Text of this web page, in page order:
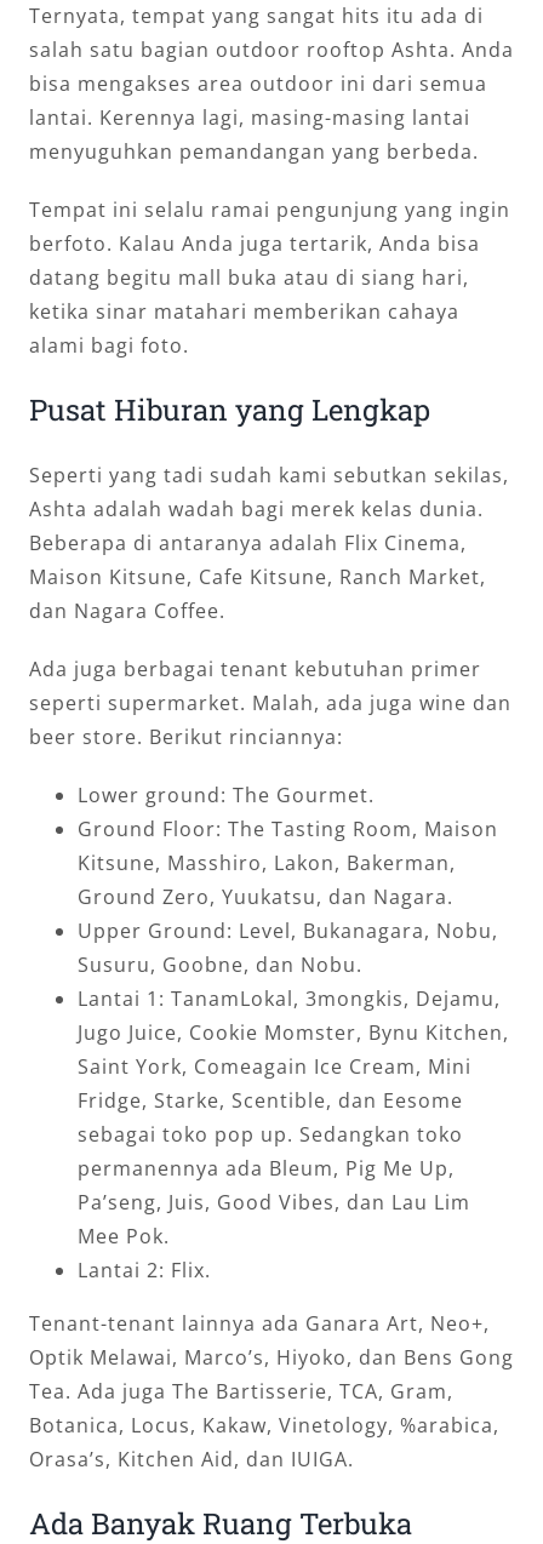
Ternyata, tempat yang sangat hits itu ada di
salah satu bagian outdoor rooftop Ashta. Anda
bisa mengakses area outdoor ini dari semua
lantai. Kerennya lagi, masing-masing lantai
menyuguhkan pemandangan yang berbeda.
Tempat ini selalu ramai pengunjung yang ingin
berfoto. Kalau Anda juga tertarik, Anda bisa
datang begitu mall buka atau di siang hari,
ketika sinar matahari memberikan cahaya
alami bagi foto.
Pusat Hiburan yang Lengkap
Seperti yang tadi sudah kami sebutkan sekilas,
Ashta adalah wadah bagi merek kelas dunia.
Beberapa di antaranya adalah Flix Cinema,
Maison Kitsune, Cafe Kitsune, Ranch Market,
dan Nagara Coffee.
Ada juga berbagai tenant kebutuhan primer
seperti supermarket. Malah, ada juga wine dan
beer store. Berikut rinciannya:
Lower ground: The Gourmet.
Ground Floor: The Tasting Room, Maison
Kitsune, Masshiro, Lakon, Bakerman,
Ground Zero, Yuukatsu, dan Nagara.
Upper Ground: Level, Bukanagara, Nobu,
Susuru, Goobne, dan Nobu.
Lantai 1: TanamLokal, 3mongkis, Dejamu,
Jugo Juice, Cookie Momster, Bynu Kitchen,
Saint York, Comeagain Ice Cream, Mini
Fridge, Starke, Scentible, dan Eesome
sebagai toko pop up. Sedangkan toko
permanennya ada Bleum, Pig Me Up,
Pa’seng, Juis, Good Vibes, dan Lau Lim
Mee Pok.
Lantai 2: Flix.
Tenant-tenant lainnya ada Ganara Art, Neo+,
Optik Melawai, Marco’s, Hiyoko, dan Bens Gong
Tea. Ada juga The Bartisserie, TCA, Gram,
Botanica, Locus, Kakaw, Vinetology, %arabica,
Orasa’s, Kitchen Aid, dan IUIGA.
Ada Banyak Ruang Terbuka